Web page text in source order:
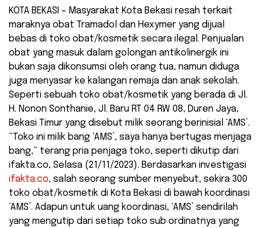
KOTA BEKASI – Masyarakat Kota Bekasi resah terkait
maraknya obat Tramadol dan Hexymer yang dijual
bebas di toko obat/kosmetik secara ilegal. Penjualan
obat yang masuk dalam golongan antikolinergik ini
bukan saja dikonsumsi oleh orang tua, namun diduga
juga menyasar ke kalangan remaja dan anak sekolah.
Seperti sebuah toko obat/kosmetik yang berada di Jl.
H. Nonon Sonthanie, Jl. Baru RT 04 RW 08, Duren Jaya,
Bekasi Timur yang disebut milik seorang berinisial ‘AMS’.
“Toko ini milik bang ‘AMS’, saya hanya bertugas menjaga
bang,” terang pria penjaga toko, seperti dikutip dari
ifakta.co, Selasa (21/11/2023). Berdasarkan investigasi
ifakta.co, salah seorang sumber menyebut, sekira 300
toko obat/kosmetik di Kota Bekasi di bawah koordinasi
‘AMS’. Adapun untuk uang koordinasi, ‘AMS’ sendirilah
yang mengutip dari setiap toko sub ordinatnya yang